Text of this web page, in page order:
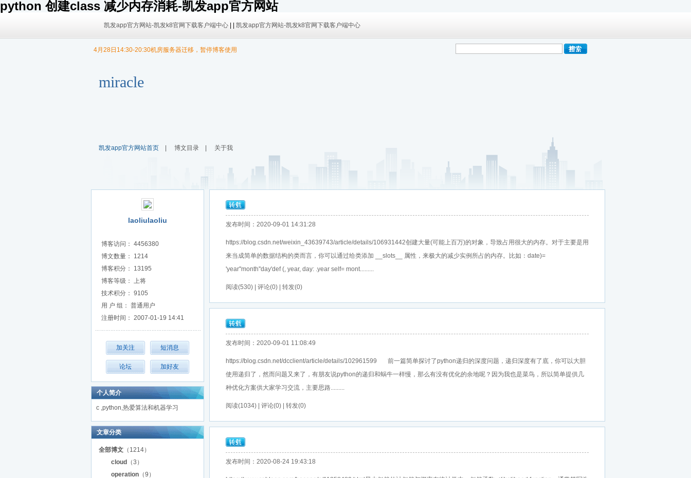
python 创建class 减少内存消耗-凯发app官方网站
凯发app官方网站-凯发k8官网下载客户端中心 凯发app官方网站-凯发k8官网下载客户端中心
miracle
4月28日14:30-20:30机房服务器迁移，暂停博客使用
9/30日 14:00 -10/4日 08:00暂时无法发布内容！
凯发app官方网站首页 博文目录 关于我
laoliulaoliu
博客访问： 4456380
博文数量： 1214
博客积分： 13195
博客等级： 上将
技术积分： 9105
用 户 组： 普通用户
注册时间： 2007-01-19 14:41
个人简介
c ,python,热爱算法和机器学习
文章分类
全部博文 （1214）
cloud
（3）
operation （9）
发布时间：2020-09-01 14:31:28
https://blog.csdn.net/weixin_43639743/article/details/106931442创建大量(可能上百万)的对象，导致占用很大的内存。对于主要是用
来当成简单的数据结构的类而言，你可以通过给类添加 __slots__ 属性，来极大的减少实例所占的内存。比如：date)=
'year''month''day'def (, year, day: .year self= mont.........
阅读(530) | 评论(0) | 转发(0)
发布时间：2020-09-01 11:08:49
https://blog.csdn.net/dcclient/article/details/102961599 前一篇简单探讨了python递归的深度问题，递归深度有了底，你可以大胆
使用递归了，然而问题又来了，有朋友说python的递归和蜗牛一样慢，那么有没有优化的余地呢？因为我也是菜鸟，所以简单提供几
种优化方案供大家学习交流，主要思路.........
阅读(1034) | 评论(0) | 转发(0)
发布时间：2020-08-24 19:43:18